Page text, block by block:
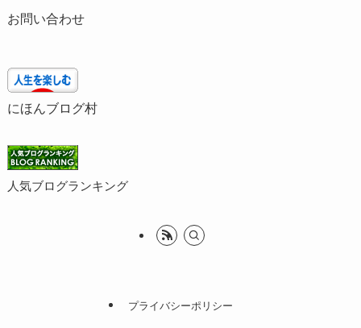
お問い合わせ
にほんブログ村
人気ブログランキング
プライバシーポリシー